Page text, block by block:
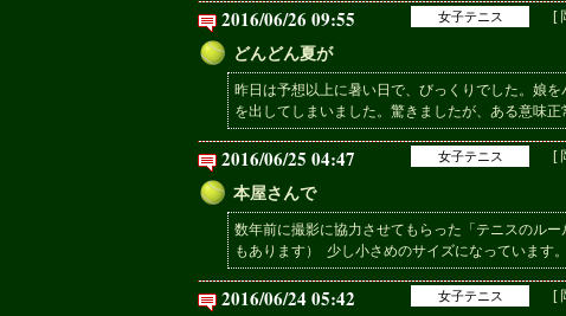
2016/06/26 09:55 女子テニス [
どんどん夏が
昨日は予想以上に暑い日で、びっくりでした。娘
を出してしまいました。驚きましたが、ある意味
2016/06/25 04:47 女子テニス [
本屋さんで
数年前に撮影に協力させてもらった「テニスのル
もあります） 少し小さめのサイズになっています
2016/06/24 05:42 女子テニス [